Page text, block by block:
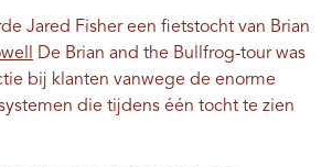
Jared Fisher een fietstocht van Brian
De Brian and the Bullfrog-tour was
bij klanten vanwege de enorme
die tijdens één tocht te zien